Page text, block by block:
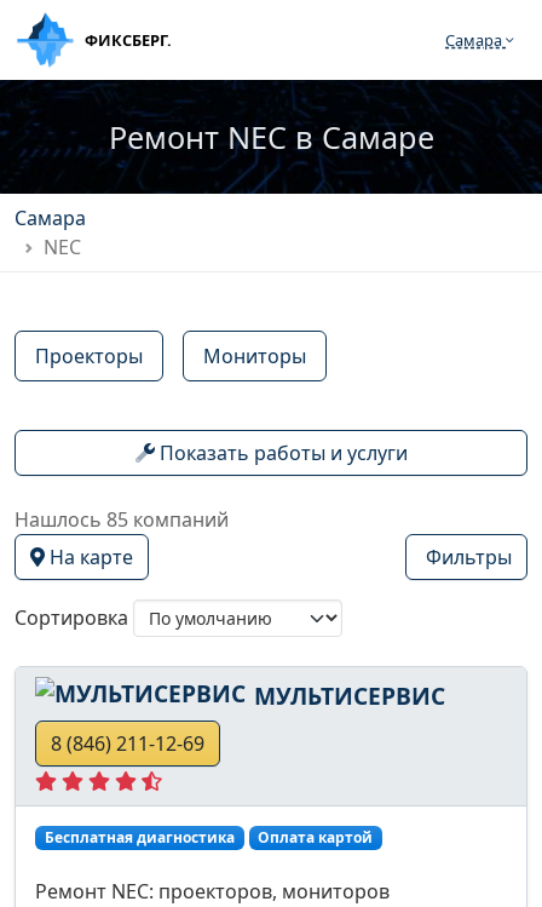
ФИКСБЕРГ. Самара
Ремонт NEC в Самаре
Самара
NEC
Проекторы Мониторы
Показать работы и услуги
Нашлось 85 компаний
На карте
Фильтры
Сортировка
МУЛЬТИСЕРВИС
8 (846) 211-12-69
Бесплатная диагностика Оплата картой
Ремонт NEC: проекторов, мониторов